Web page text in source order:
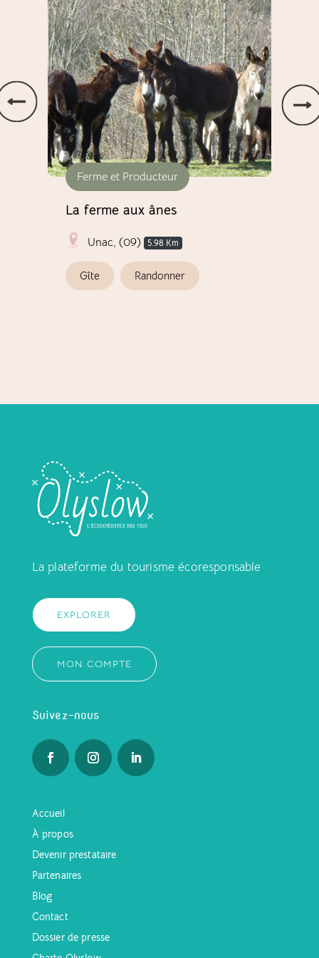
Ferme et Producteur
La ferme aux ânes
Unac, (09) 5.98 Km
Gîte Randonner
La plateforme du tourisme écoresponsable
EXPLORER
MON COMPTE
Suivez-nous
Accueil
À propos
Devenir prestataire
Partenaires
Blog
Contact
Dossier de presse